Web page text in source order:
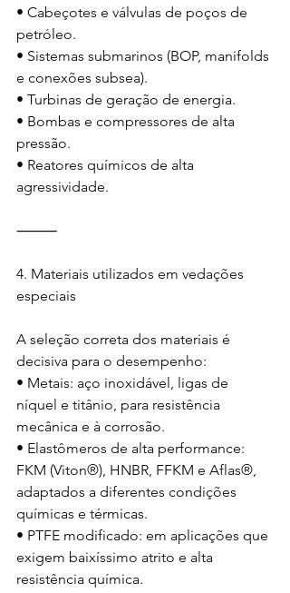
• Cabeçotes e válvulas de poços de
petróleo.
• Sistemas submarinos (BOP, manifolds
e conexões subsea).
• Turbinas de geração de energia.
• Bombas e compressores de alta
pressão.
• Reatores químicos de alta
agressividade.
⸻
4.⁠ ⁠Materiais utilizados em vedações
especiais
A seleção correta dos materiais é
decisiva para o desempenho:
• Metais: aço inoxidável, ligas de
níquel e titânio, para resistência
mecânica e à corrosão.
• Elastômeros de alta performance:
FKM (Viton®️), HNBR, FFKM e Aflas®️,
adaptados a diferentes condições
químicas e térmicas.
• PTFE modificado: em aplicações que
exigem baixíssimo atrito e alta
resistência química.